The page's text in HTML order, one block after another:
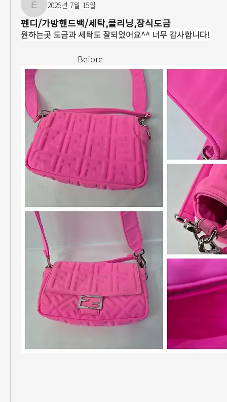
edward9881
2025년 7월 15일
펜디/가방핸드백/세탁,클리닝,장식도금
원하는곳 도금과 세탁도 잘되었어요^^ 너무 감사합니다!
                            Before